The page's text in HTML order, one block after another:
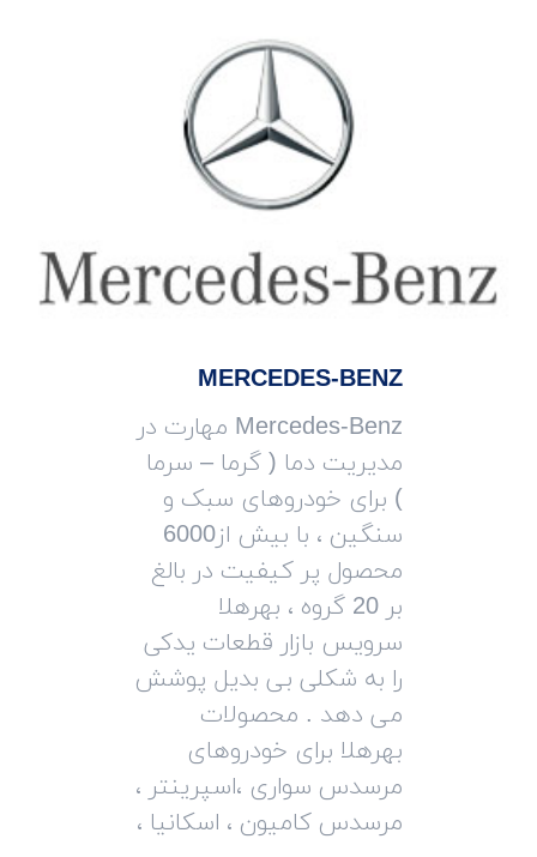
MERCEDES-BENZ
Mercedes-Benz مهارت در
مدیریت دما ( گرما – سرما
) برای خودروهای سبک و
سنگین ، با بیش از6000
محصول پر کیفیت در بالغ
بر 20 گروه ، بهرهلا
سرویس بازار قطعات یدکی
را به شکلی بی بدیل پوشش
می دهد . محصولات
بهرهلا برای خودروهای
مرسدس سواری ،اسپرینتر ،
مرسدس کامیون ، اسکانیا ،